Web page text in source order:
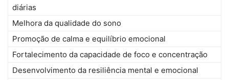
diárias
Melhora da qualidade do sono
Promoção de calma e equilíbrio emocional
Fortalecimento da capacidade de foco e concentração
Desenvolvimento da resiliência mental e emocional